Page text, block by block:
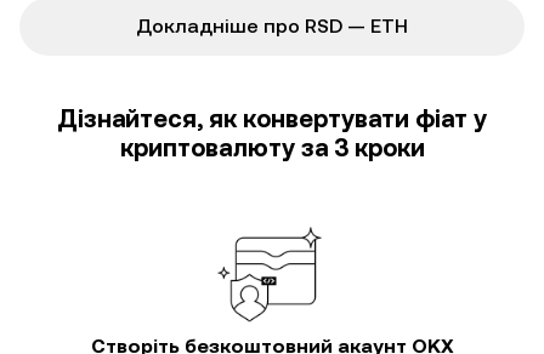
Докладніше про RSD — ETH
Дізнайтеся, як конвертувати фіат у
криптовалюту за 3 кроки
Створіть безкоштовний акаунт OKX